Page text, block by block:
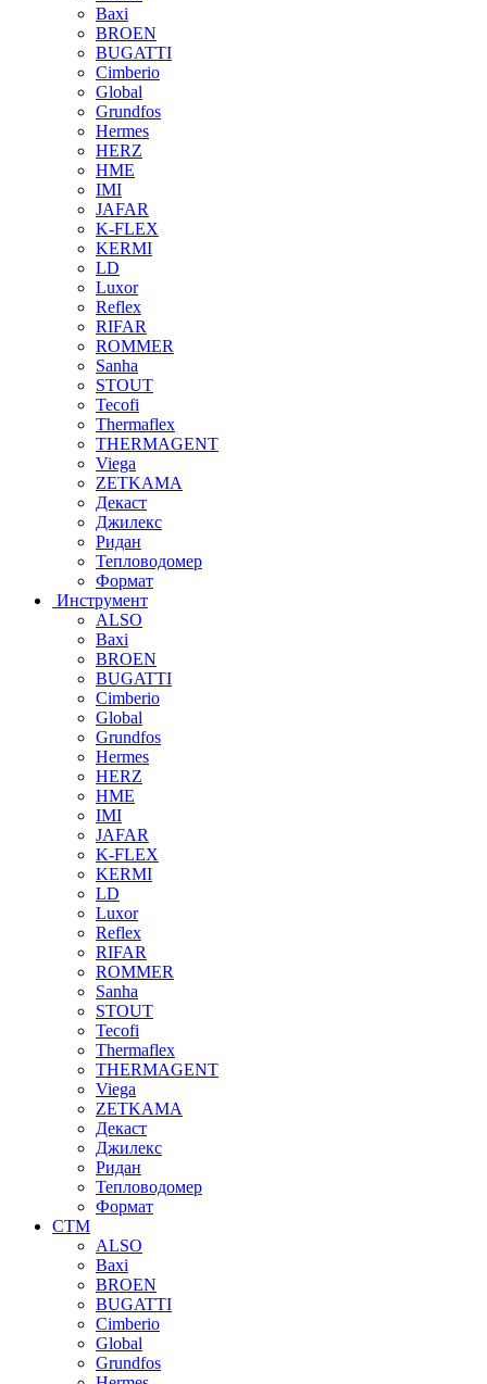
Baxi
BROEN
BUGATTI
Cimberio
Global
Grundfos
Hermes
HERZ
HME
IMI
JAFAR
K-FLEX
KERMI
LD
Luxor
Reflex
RIFAR
ROMMER
Sanha
STOUT
Tecofi
Thermaflex
THERMAGENT
Viega
ZETKAMA
Декаст
Джилекс
Ридан
Тепловодомер
Формат
Инструмент
ALSO
Baxi
BROEN
BUGATTI
Cimberio
Global
Grundfos
Hermes
HERZ
HME
IMI
JAFAR
K-FLEX
KERMI
LD
Luxor
Reflex
RIFAR
ROMMER
Sanha
STOUT
Tecofi
Thermaflex
THERMAGENT
Viega
ZETKAMA
Декаст
Джилекс
Ридан
Тепловодомер
Формат
СТМ
ALSO
Baxi
BROEN
BUGATTI
Cimberio
Global
Grundfos